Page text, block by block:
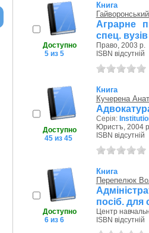
Доступно
5 из 5
Книга
Аграрне
спец. вузів
Право, 2003 р.
ISBN відсутній
Доступно
45 из 45
Книга
Кучерена
Серія:
Юристъ, 2004
ISBN відсутній
Доступно
6 из 6
Книга
Перепелюк
посіб. для
Центр
ISBN відсутній